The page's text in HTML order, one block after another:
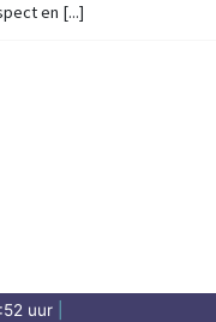
en [...]
uur